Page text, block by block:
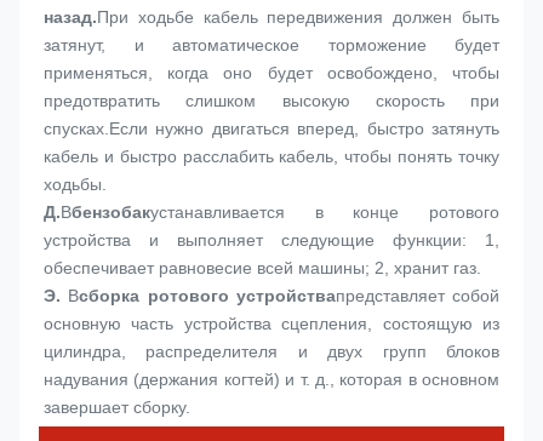
назад.При ходьбе кабель передвижения должен быть
затянут, и автоматическое торможение будет
применяться, когда оно будет освобождено, чтобы
предотвратить слишком высокую скорость при
спусках.Если нужно двигаться вперед, быстро затянуть
кабель и быстро расслабить кабель, чтобы понять точку
ходьбы.
Д.Вбензобакустанавливается в конце ротового
устройства и выполняет следующие функции: 1,
обеспечивает равновесие всей машины; 2, хранит газ.
Э. Всборка ротового устройствапредставляет собой
основную часть устройства сцепления, состоящую из
цилиндра, распределителя и двух групп блоков
надувания (держания когтей) и т. д., которая в основном
завершает сборку.